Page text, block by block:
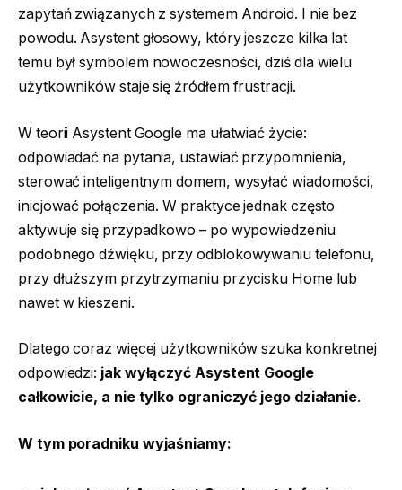
zapytań związanych z systemem Android. I nie bez
powodu. Asystent głosowy, który jeszcze kilka lat
temu był symbolem nowoczesności, dziś dla wielu
użytkowników staje się źródłem frustracji.
W teorii Asystent Google ma ułatwiać życie:
odpowiadać na pytania, ustawiać przypomnienia,
sterować inteligentnym domem, wysyłać wiadomości,
inicjować połączenia. W praktyce jednak często
aktywuje się przypadkowo – po wypowiedzeniu
podobnego dźwięku, przy odblokowywaniu telefonu,
przy dłuższym przytrzymaniu przycisku Home lub
nawet w kieszeni.
Dlatego coraz więcej użytkowników szuka konkretnej
odpowiedzi: jak wyłączyć Asystent Google
całkowicie, a nie tylko ograniczyć jego działanie.
W tym poradniku wyjaśniamy: